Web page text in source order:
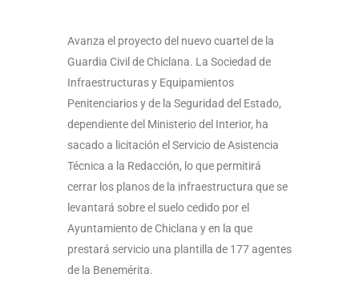
Avanza el proyecto del nuevo cuartel de la
Guardia Civil de Chiclana. La Sociedad de
Infraestructuras y Equipamientos
Penitenciarios y de la Seguridad del Estado,
dependiente del Ministerio del Interior, ha
sacado a licitación el Servicio de Asistencia
Técnica a la Redacción, lo que permitirá
cerrar los planos de la infraestructura que se
levantará sobre el suelo cedido por el
Ayuntamiento de Chiclana y en la que
prestará servicio una plantilla de 177 agentes
de la Benemérita.